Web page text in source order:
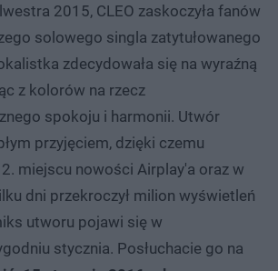
2015, CLEO zaskoczyła fanów
solowego singla zatytułowanego
zdecydowała się na wyraźną
z kolorów na rzecz
spokoju i harmonii. Utwór
przyjęciem, dzięki czemu
miejscu nowości Airplay'a oraz w
dni przekroczył milion wyświetleń
utworu pojawi się w
stycznia. Posłuchacie go na